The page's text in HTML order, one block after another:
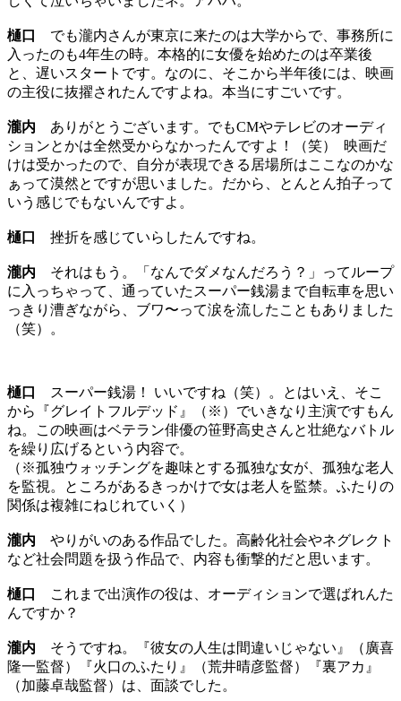
樋口
でも瀧内さんが東京に来たのは大学からで、事務所に
入ったのも4年生の時。本格的に女優を始めたのは卒業後
と、遅いスタートです。なのに、そこから半年後には、映画
の主役に抜擢されたんですよね。本当にすごいです。
瀧内 ありがとうございます。でもCMやテレビのオーディ
ションとかは全然受からなかったんですよ！（笑） 映画だ
けは受かったので、自分が表現できる居場所はここなのかな
ぁって漠然とですが思いました。だから、とんとん拍子って
いう感じでもないんですよ。
樋口 挫折を感じていらしたんですね。
瀧内 それはもう。「なんでダメなんだろう？」ってループ
に入っちゃって、通っていたスーパー銭湯まで自転車を思い
っきり漕ぎながら、ブワ〜って涙を流したこともありました
（笑）。
樋口
スーパー銭湯！ いいですね（笑）。とはいえ、そこ
から『グレイトフルデッド』（※）でいきなり主演ですもん
ね。この映画はベテラン俳優の笹野高史さんと壮絶なバトル
を繰り広げるという内容で。
（※孤独ウォッチングを趣味とする孤独な女が、孤独な老人
を監視。ところがあるきっかけで女は老人を監禁。ふたりの
関係は複雑にねじれていく）
瀧内 やりがいのある作品でした。高齢化社会やネグレクト
など社会問題を扱う作品で、内容も衝撃的だと思います。
樋口
これまで出演作の役は、オーディションで選ばれんた
んですか？
瀧内 そうですね。『彼女の人生は間違いじゃない』（廣喜
隆一監督）『火口のふたり』（荒井晴彦監督）『裏アカ』
（加藤卓哉監督）は、面談でした。